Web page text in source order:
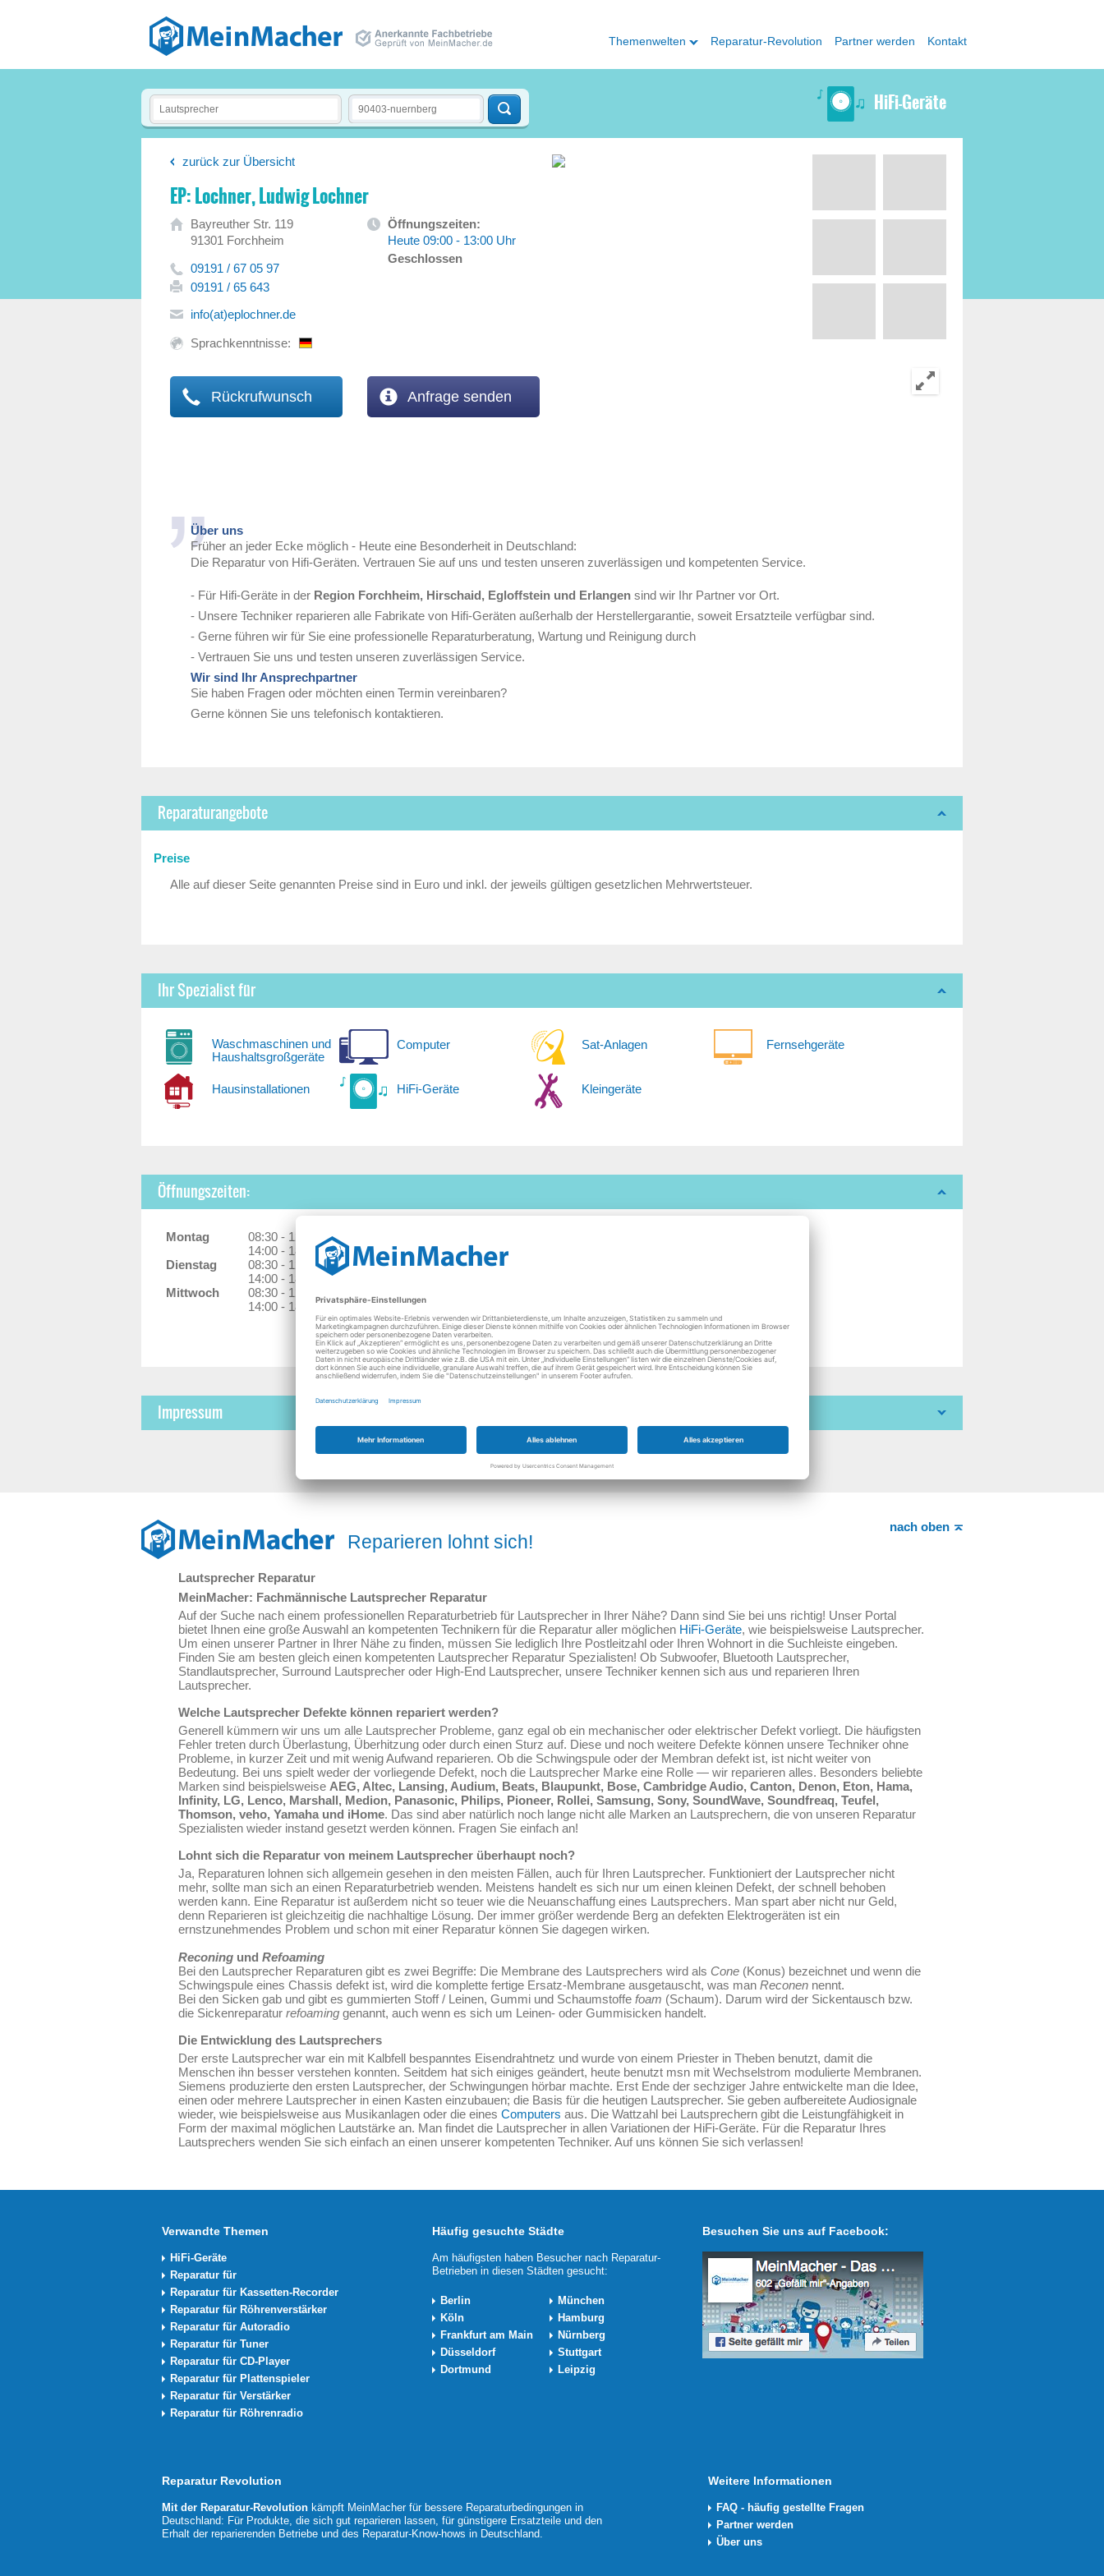
Themenwelten Reparatur-Revolution Partner werden Kontakt
HiFi-Geräte
zurück zur Übersicht
EP: Lochner, Ludwig Lochner
Bayreuther Str. 119
91301 Forchheim
09191 / 67 05 97
09191 / 65 643
Öffnungszeiten:
Heute 09:00 - 13:00 Uhr
Geschlossen
info(at)eplochner.de
Sprachkenntnisse:
Rückrufwunsch Anfrage senden
Über uns
Früher an jeder Ecke möglich - Heute eine Besonderheit in Deutschland:
Die Reparatur von Hifi-Geräten. Vertrauen Sie auf uns und testen unseren zuverlässigen und kompetenten Service.
- Für Hifi-Geräte in der Region Forchheim, Hirschaid, Egloffstein und Erlangen sind wir Ihr Partner vor Ort.
- Unsere Techniker reparieren alle Fabrikate von Hifi-Geräten außerhalb der Herstellergarantie, soweit Ersatzteile verfügbar sind.
- Gerne führen wir für Sie eine professionelle Reparaturberatung, Wartung und Reinigung durch
- Vertrauen Sie uns und testen unseren zuverlässigen Service.
Wir sind Ihr Ansprechpartner
Sie haben Fragen oder möchten einen Termin vereinbaren?
Gerne können Sie uns telefonisch kontaktieren.
Reparaturangebote
Preise
Alle auf dieser Seite genannten Preise sind in Euro und inkl. der jeweils gültigen gesetzlichen Mehrwertsteuer.
Ihr Spezialist für
Waschmaschinen und
Haushaltsgroßgeräte
Computer Sat-Anlagen Fernsehgeräte
Hausinstallationen HiFi-Geräte Kleingeräte
Öffnungszeiten:
Montag
08:30 - 12:30 Uhr
14:00 - 18:00 Uhr
Dienstag
08:30 - 12:30 Uhr
14:00 - 18:00 Uhr
Mittwoch
08:30 - 12:30 Uhr
14:00 - 18:00 Uhr
Impressum
nach oben
Reparieren lohnt sich!
Lautsprecher Reparatur
MeinMacher: Fachmännische Lautsprecher Reparatur
Auf der Suche nach einem professionellen Reparaturbetrieb für Lautsprecher in Ihrer Nähe? Dann sind Sie bei uns richtig! Unser Portal
bietet Ihnen eine große Auswahl an kompetenten Technikern für die Reparatur aller möglichen HiFi-Geräte, wie beispielsweise Lautsprecher.
Um einen unserer Partner in Ihrer Nähe zu finden, müssen Sie lediglich Ihre Postleitzahl oder Ihren Wohnort in die Suchleiste eingeben.
Finden Sie am besten gleich einen kompetenten Lautsprecher Reparatur Spezialisten! Ob Subwoofer, Bluetooth Lautsprecher,
Standlautsprecher, Surround Lautsprecher oder High-End Lautsprecher, unsere Techniker kennen sich aus und reparieren Ihren
Lautsprecher.
Welche Lautsprecher Defekte können repariert werden?
Generell kümmern wir uns um alle Lautsprecher Probleme, ganz egal ob ein mechanischer oder elektrischer Defekt vorliegt. Die häufigsten
Fehler treten durch Überlastung, Überhitzung oder durch einen Sturz auf. Diese und noch weitere Defekte können unsere Techniker ohne
Probleme, in kurzer Zeit und mit wenig Aufwand reparieren. Ob die Schwingspule oder der Membran defekt ist, ist nicht weiter von
Bedeutung. Bei uns spielt weder der vorliegende Defekt, noch die Lautsprecher Marke eine Rolle — wir reparieren alles. Besonders beliebte
Marken sind beispielsweise AEG, Altec, Lansing, Audium, Beats, Blaupunkt, Bose, Cambridge Audio, Canton, Denon, Eton, Hama,
Infinity, LG, Lenco, Marshall, Medion, Panasonic, Philips, Pioneer, Rollei, Samsung, Sony, SoundWave, Soundfreaq, Teufel,
Thomson, veho, Yamaha und iHome. Das sind aber natürlich noch lange nicht alle Marken an Lautsprechern, die von unseren Reparatur
Spezialisten wieder instand gesetzt werden können. Fragen Sie einfach an!
Lohnt sich die Reparatur von meinem Lautsprecher überhaupt noch?
Ja, Reparaturen lohnen sich allgemein gesehen in den meisten Fällen, auch für Ihren Lautsprecher. Funktioniert der Lautsprecher nicht
mehr, sollte man sich an einen Reparaturbetrieb wenden. Meistens handelt es sich nur um einen kleinen Defekt, der schnell behoben
werden kann. Eine Reparatur ist außerdem nicht so teuer wie die Neuanschaffung eines Lautsprechers. Man spart aber nicht nur Geld,
denn Reparieren ist gleichzeitig die nachhaltige Lösung. Der immer größer werdende Berg an defekten Elektrogeräten ist ein
ernstzunehmendes Problem und schon mit einer Reparatur können Sie dagegen wirken.
Reconing und Refoaming
Bei den Lautsprecher Reparaturen gibt es zwei Begriffe: Die Membrane des Lautsprechers wird als Cone (Konus) bezeichnet und wenn die
Schwingspule eines Chassis defekt ist, wird die komplette fertige Ersatz-Membrane ausgetauscht, was man Reconen nennt.
Bei den Sicken gab und gibt es gummierten Stoff / Leinen, Gummi und Schaumstoffe foam (Schaum). Darum wird der Sickentausch bzw.
die Sickenreparatur refoaming genannt, auch wenn es sich um Leinen- oder Gummisicken handelt.
Die Entwicklung des Lautsprechers
Der erste Lautsprecher war ein mit Kalbfell bespanntes Eisendrahtnetz und wurde von einem Priester in Theben benutzt, damit die
Menschen ihn besser verstehen konnten. Seitdem hat sich einiges geändert, heute benutzt msn mit Wechselstrom modulierte Membranen.
Siemens produzierte den ersten Lautsprecher, der Schwingungen hörbar machte. Erst Ende der sechziger Jahre entwickelte man die Idee,
einen oder mehrere Lautsprecher in einen Kasten einzubauen; die Basis für die heutigen Lautsprecher. Sie geben aufbereitete Audiosignale
wieder, wie beispielsweise aus Musikanlagen oder die eines Computers aus. Die Wattzahl bei Lautsprechern gibt die Leistungfähigkeit in
Form der maximal möglichen Lautstärke an. Man findet die Lautsprecher in allen Variationen der HiFi-Geräte. Für die Reparatur Ihres
Lautsprechers wenden Sie sich einfach an einen unserer kompetenten Techniker. Auf uns können Sie sich verlassen!
Verwandte Themen
HiFi-Geräte
Reparatur für
Reparatur für Kassetten-Recorder
Reparatur für Röhrenverstärker
Reparatur für Autoradio
Reparatur für Tuner
Reparatur für CD-Player
Reparatur für Plattenspieler
Reparatur für Verstärker
Reparatur für Röhrenradio
Häufig gesuchte Städte
Am häufigsten haben Besucher nach Reparatur-
Betrieben in diesen Städten gesucht:
Berlin
München
Köln
Hamburg
Frankfurt am Main
Nürnberg
Düsseldorf
Stuttgart
Dortmund
Leipzig
Besuchen Sie uns auf Facebook:
Reparatur Revolution
Mit der Reparatur-Revolution kämpft MeinMacher für bessere Reparaturbedingungen in
Deutschland: Für Produkte, die sich gut reparieren lassen, für günstigere Ersatzteile und den
Erhalt der reparierenden Betriebe und des Reparatur-Know-hows in Deutschland.
Weitere Informationen
FAQ - häufig gestellte Fragen
Partner werden
Über uns